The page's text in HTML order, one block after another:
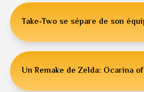
Take-Two se sépare de son
Un Remake de Zelda: Ocarina